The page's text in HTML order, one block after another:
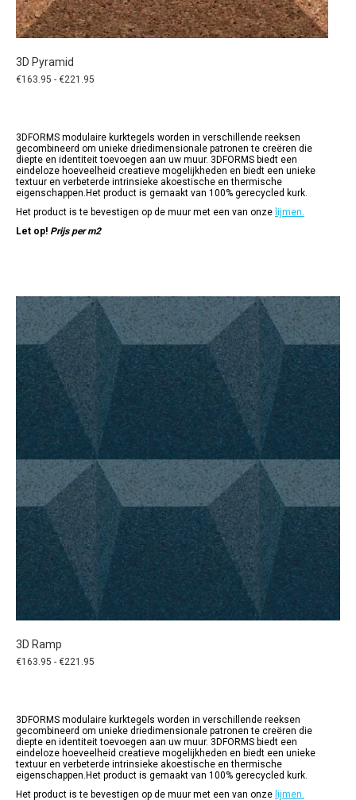
3D Pyramid
€163.95 - €221.95
3DFORMS modulaire kurktegels worden in verschillende reeksen
gecombineerd om unieke driedimensionale patronen te creëren die
diepte en identiteit toevoegen aan uw muur. 3DFORMS biedt een
eindeloze hoeveelheid creatieve mogelijkheden en biedt een unieke
textuur en verbeterde intrinsieke akoestische en thermische
eigenschappen.Het product is gemaakt van 100% gerecycled kurk.
Het product is te bevestigen op de muur met een van onze lijmen.
Let op! Prijs per m2
meerdere
variaties.
Deze
optie
kan
gekozen
worden
op
de
productpagina
3D Ramp
€163.95 - €221.95
3DFORMS modulaire kurktegels worden in verschillende reeksen
gecombineerd om unieke driedimensionale patronen te creëren die
diepte en identiteit toevoegen aan uw muur. 3DFORMS biedt een
eindeloze hoeveelheid creatieve mogelijkheden en biedt een unieke
textuur en verbeterde intrinsieke akoestische en thermische
eigenschappen.Het product is gemaakt van 100% gerecycled kurk.
Het product is te bevestigen op de muur met een van onze lijmen.